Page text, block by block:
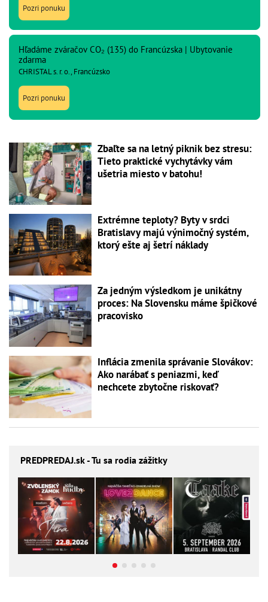
Pozri ponuku
Hľadáme zváračov CO₂ (135) do Francúzska | Ubytovanie
zdarma
CHRISTAL s. r. o., Francúzsko
Pozri ponuku
Zbaľte sa na letný piknik bez stresu:
Tieto praktické vychytávky vám
ušetria miesto v batohu!
Extrémne teploty? Byty v srdci
Bratislavy majú výnimočný systém,
ktorý ešte aj šetrí náklady
Za jedným výsledkom je unikátny
proces: Na Slovensku máme špičkové
pracovisko
Inflácia zmenila správanie Slovákov:
Ako narábať s peniazmi, keď
nechcete zbytočne riskovať?
PREDPREDAJ.sk - Tu sa rodia zážitky